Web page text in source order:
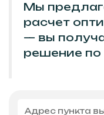
Мы
расчет
— вы
решение по